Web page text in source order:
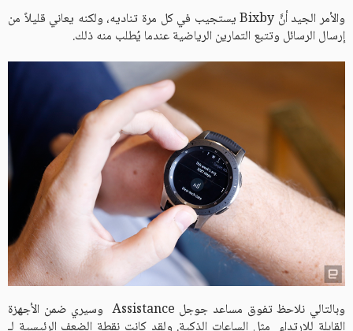
والأمر الجيد أنَّ Bixby يستجيب في كل مرة تناديه، ولكنه يعاني قليلاً من
إرسال الرسائل وتتبع التمارين الرياضية عندما يُطلب منه ذلك.
وبالتالي نلاحظ تفوق مساعد جوجل Assistance وسيري ضمن الأجهزة